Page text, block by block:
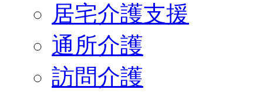
居宅介護支援
通所介護
訪問介護